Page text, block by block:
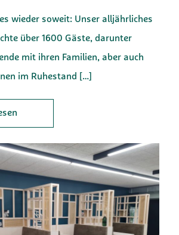
wieder soweit: Unser alljährliches
über 1600 Gäste, darunter
mit ihren Familien, aber auch
im Ruhestand […]